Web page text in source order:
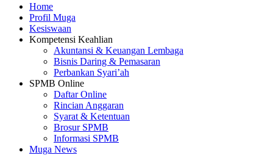
Home
Profil Muga
Kesiswaan
Kompetensi Keahlian
Akuntansi & Keuangan Lembaga
Bisnis Daring & Pemasaran
Perbankan Syari’ah
SPMB Online
Daftar Online
Rincian Anggaran
Syarat & Ketentuan
Brosur SPMB
Informasi SPMB
Muga News